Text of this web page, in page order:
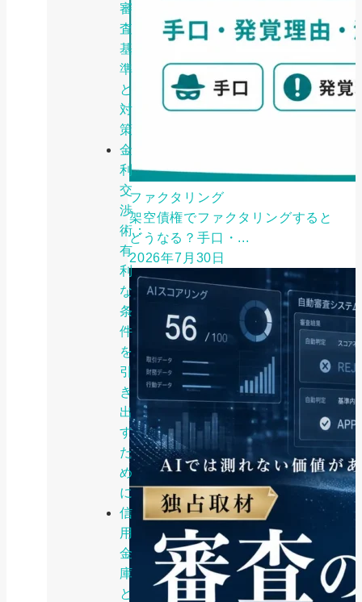
審
査
基
準
と
対
策
金
利
交
渉
術：
有
利
な
条
件
を
引
き
出
す
た
め
に
信
用
金
庫
と
ファクタリング
架空債権でファクタリングすると
どうなる？手口・...
2026年7月30日